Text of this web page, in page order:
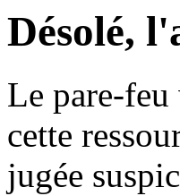
Désolé,
Le pare-feu
cette
jugée